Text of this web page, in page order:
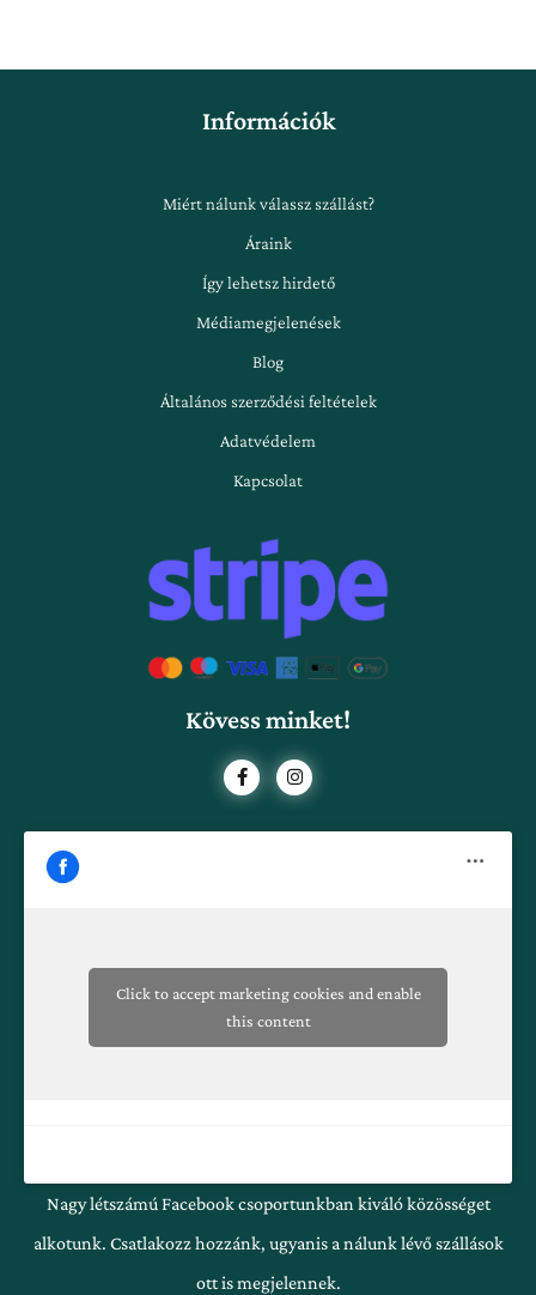
Információk
Miért nálunk válassz szállást?
Áraink
Így lehetsz hirdető
Médiamegjelenések
Blog
Általános szerződési feltételek
Adatvédelem
Kapcsolat
Kövess minket!
F
a
c
I
n
s
Click to accept marketing cookies and enable
this content
Nagy létszámú Facebook csoportunkban kiváló közösséget
alkotunk. Csatlakozz hozzánk, ugyanis a nálunk lévő szállások
ott is megjelennek.